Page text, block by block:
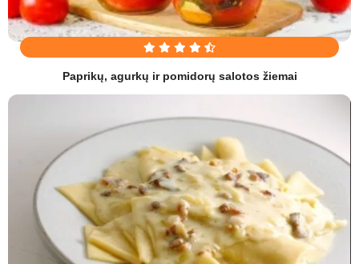
Paprikų, agurkų ir pomidorų salotos žiemai